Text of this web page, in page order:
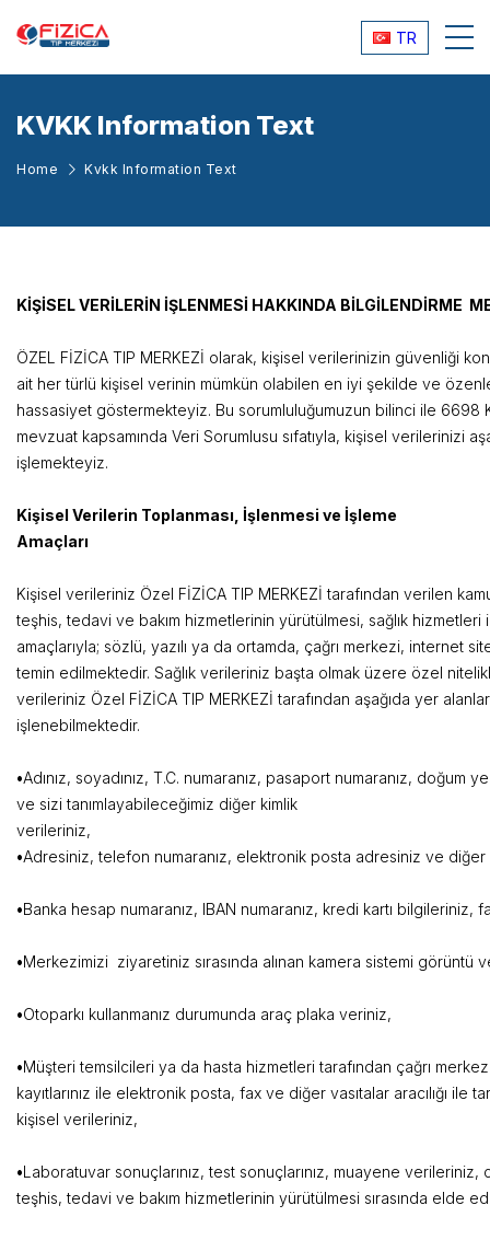
TR
KVKK Information Text
Home Kvkk Information Text
KİŞİSEL VERİLERİN İŞLENMESİ HAKKINDA BİLGİLENDİRME
ÖZEL FİZİCA TIP MERKEZİ olarak, kişisel verilerinizin güvenliği
ait her türlü kişisel verinin mümkün olabilen en iyi şekilde ve
hassasiyet göstermekteyiz. Bu sorumluluğumuzun bilinci ile 6698
mevzuat kapsamında Veri Sorumlusu sıfatıyla, kişisel verilerinizi
Kişisel Verilerin Toplanması, İşlenmesi ve İşleme
Amaçları
Kişisel verileriniz Özel FİZİCA TIP MERKEZİ tarafından verilen
teşhis, tedavi ve bakım hizmetlerinin yürütülmesi, sağlık hizmetleri
amaçlarıyla; sözlü, yazılı ya da ortamda, çağrı merkezi, internet
temin edilmektedir. Sağlık verileriniz başta olmak üzere özel
verileriniz Özel FİZİCA TIP MERKEZİ tarafından aşağıda yer alanlar
işlenebilmektedir.
•Adınız, soyadınız, T.C. numaranız, pasaport numaranız,
ve sizi tanımlayabileceğimiz diğer kimlik
•Adresiniz, telefon numaranız, elektronik posta
•Banka hesap numaranız, IBAN numaranız, kredi kartı
•Merkezimizi ziyaretiniz sırasında alınan
•Otoparkı kullanmanız
•Müşteri temsilcileri ya da hasta hizmetleri tarafından çağrı
kayıtlarınız ile elektronik posta, fax ve diğer vasıtalar aracılığı ile
kişisel verileriniz,
•Laboratuvar sonuçlarınız, test sonuçlarınız, muayene
teşhis, tedavi ve bakım hizmetlerinin yürütülmesi